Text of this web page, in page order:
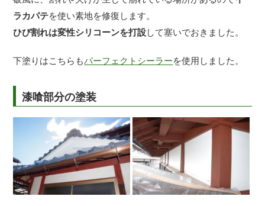
ラカパテを使い素地を修復します。
ひび割れは変性シリコーンを打設して塞いでおきました。
下塗りはこちらもパーフェクトシーラーを使用しました。
漆喰部分の塗装